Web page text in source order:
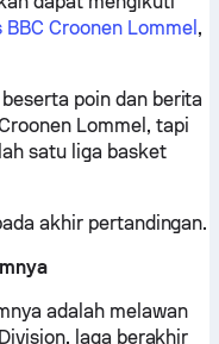
Croonen Lommel ,
poin dan berita
Lommel, tapi
satu liga basket
akhir pertandingan.
adalah melawan
laga berakhir